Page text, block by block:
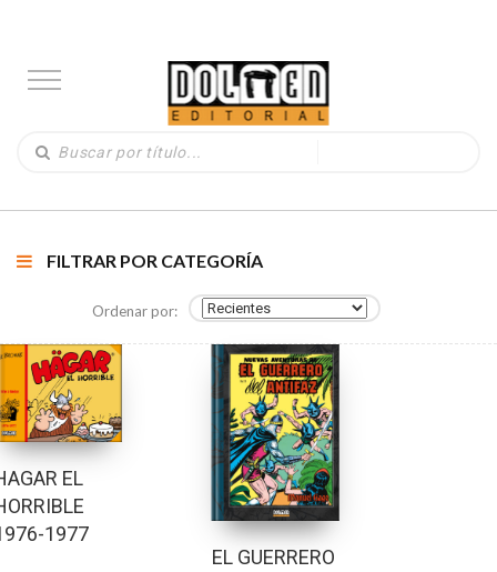
FILTRAR POR CATEGORÍA
Ordenar por:
EL
1977
EL GUERRERO